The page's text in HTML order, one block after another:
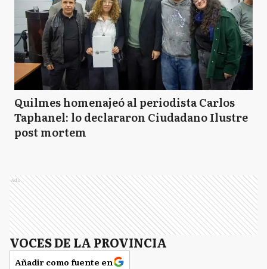
Quilmes homenajeó al periodista Carlos
Taphanel: lo declararon Ciudadano Ilustre
post mortem
Ads
VOCES DE LA PROVINCIA
Añadir como fuente en